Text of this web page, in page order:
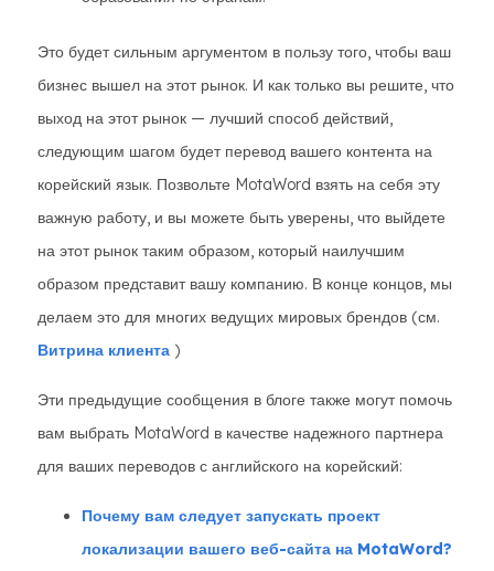
Это будет сильным аргументом в пользу того, чтобы ваш
бизнес вышел на этот рынок. И как только вы решите, что
выход на этот рынок — лучший способ действий,
следующим шагом будет перевод вашего контента на
корейский язык. Позвольте MotaWord взять на себя эту
важную работу, и вы можете быть уверены, что выйдете
на этот рынок таким образом, который наилучшим
образом представит вашу компанию. В конце концов, мы
делаем это для многих ведущих мировых брендов (см.
Витрина клиента )
Эти предыдущие сообщения в блоге также могут помочь
вам выбрать MotaWord в качестве надежного партнера
для ваших переводов с английского на корейский:
Почему вам следует запускать проект
локализации вашего веб-сайта на MotaWord?